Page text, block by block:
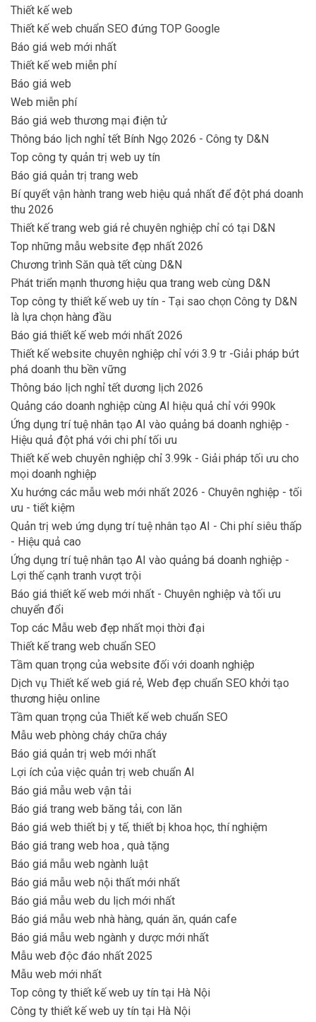
Thiết kế web
Thiết kế web chuẩn SEO đứng TOP Google
Báo giá web mới nhất
Thiết kế web miễn phí
Báo giá web
Web miễn phí
Báo giá web thương mại điện tử
Thông báo lịch nghỉ tết Bính Ngọ 2026 - Công ty D&N
Top công ty quản trị web uy tín
Báo giá quản trị trang web
Bí quyết vận hành trang web hiệu quả nhất để đột phá doanh
thu 2026
Thiết kế trang web giá rẻ chuyên nghiệp chỉ có tại D&N
Top những mẫu website đẹp nhất 2026
Chương trình Săn quà tết cùng D&N
Phát triển mạnh thương hiệu qua trang web cùng D&N
Top công ty thiết kế web uy tín - Tại sao chọn Công ty D&N
là lựa chọn hàng đầu
Báo giá thiết kế web mới nhất 2026
Thiết kế website chuyên nghiệp chỉ với 3.9 tr -Giải pháp bứt
phá doanh thu bền vững
Thông báo lịch nghỉ tết dương lịch 2026
Quảng cáo doanh nghiệp cùng AI hiệu quả chỉ với 990k
Ứng dụng trí tuệ nhân tạo AI vào quảng bá doanh nghiệp -
Hiệu quả đột phá với chi phí tối ưu
Thiết kế web chuyên nghiệp chỉ 3.99k - Giải pháp tối ưu cho
mọi doanh nghiệp
Xu hướng các mẫu web mới nhất 2026 - Chuyên nghiệp - tối
ưu - tiết kiệm
Quản trị web ứng dụng trí tuệ nhân tạo AI - Chi phí siêu thấp
- Hiệu quả cao
Ứng dụng trí tuệ nhân tạo AI vào quảng bá doanh nghiệp -
Lợi thế cạnh tranh vượt trội
Báo giá thiết kế web mới nhất - Chuyên nghiệp và tối ưu
chuyển đổi
Top các Mẫu web đẹp nhất mọi thời đại
Thiết kế trang web chuẩn SEO
Tầm quan trọng của website đối với doanh nghiệp
Dịch vụ Thiết kế web giá rẻ, Web đẹp chuẩn SEO khởi tạo
thương hiệu online
Tầm quan trọng của Thiết kế web chuẩn SEO
Mẫu web phòng cháy chữa cháy
Báo giá quản trị web mới nhất
Lợi ích của việc quản trị web chuẩn AI
Báo giá mẫu web vận tải
Báo giá trang web băng tải, con lăn
Báo giá web thiết bị y tế, thiết bị khoa học, thí nghiệm
Báo giá trang web hoa , quà tặng
Báo giá mẫu web ngành luật
Báo giá mẫu web nội thất mới nhất
Báo giá mẫu web du lịch mới nhất
Báo giá mẫu web nhà hàng, quán ăn, quán cafe
Báo giá mẫu web ngành y dược mới nhất
Mẫu web độc đáo nhất 2025
Mẫu web mới nhất
Top công ty thiết kế web uy tín tại Hà Nội
Công ty thiết kế web uy tín tại Hà Nội